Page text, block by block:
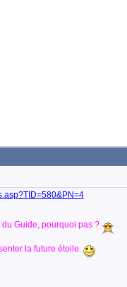
Guide, pourquoi pas ?
la future étoile.